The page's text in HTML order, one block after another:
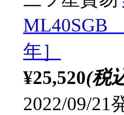
ML40SGB
年］
¥25,520(税
2022/09/21